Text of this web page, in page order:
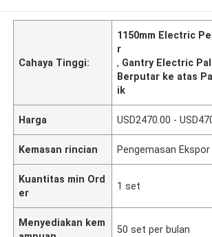
Cahaya Tinggi:
1150mm Electric
r
, Gantry Electric
Berputar ke atas
ik
Harga USD2470.00 -
Kemasan rincian Pengemasan Ekspor
Kuantitas min Ord
er
1 set
Menyediakan kem
50 set per bulan